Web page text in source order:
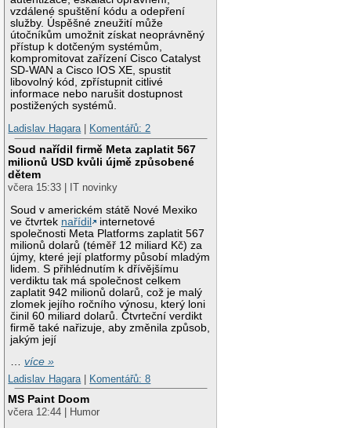
vzdálené spuštění kódu a odepření
služby. Úspěšné zneužití může
útočníkům umožnit získat neoprávněný
přístup k dotčeným systémům,
kompromitovat zařízení Cisco Catalyst
SD-WAN a Cisco IOS XE, spustit
libovolný kód, zpřístupnit citlivé
informace nebo narušit dostupnost
postižených systémů.
Ladislav Hagara| Komentářů: 2
Soud nařídil firmě Meta zaplatit 567
milionů USD kvůli újmě způsobené
dětem
včera 15:33 | IT novinky
Soud v americkém státě Nové Mexiko
ve čtvrtek nařídil
internetové
společnosti Meta Platforms zaplatit 567
milionů dolarů (téměř 12 miliard Kč) za
újmy, které její platformy působí mladým
lidem. S přihlédnutím k dřívějšímu
verdiktu tak má společnost celkem
zaplatit 942 milionů dolarů, což je malý
zlomek jejího ročního výnosu, který loni
činil 60 miliard dolarů. Čtvrteční verdikt
firmě také nařizuje, aby změnila způsob,
jakým její
…více »
Ladislav Hagara
Komentářů: 8
MS Paint Doom
včera 12:44 | Humor